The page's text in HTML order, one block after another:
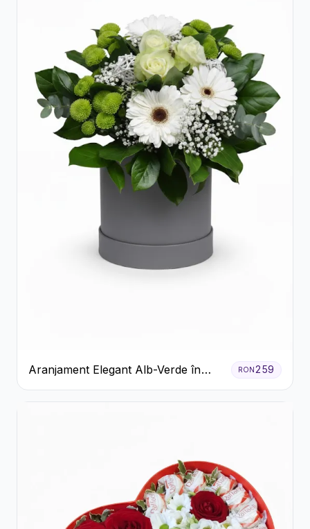
Aranjament Elegant Alb-Verde în
Cutie Gri
RON259